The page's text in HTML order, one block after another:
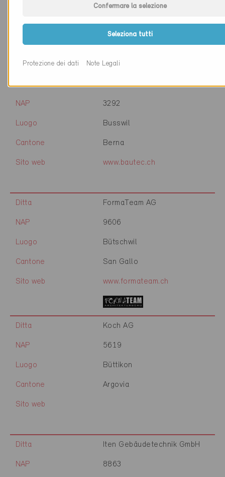
Busswil
Cantone Turgovia
Sito web www.lebensraum.ch
Ditta Bautec AG
NAP 3292
Luogo Busswil
Cantone Berna
Sito web www.bautec.ch
Ditta FormaTeam AG
NAP 9606
Luogo Bütschwil
Cantone San Gallo
Sito web www.formateam.ch
Ditta Koch AG
NAP 5619
Luogo Büttikon
Cantone Argovia
Sito web
Ditta Iten Gebäudetechnik GmbH
NAP 8863
Confermare la selezione
Seleziona tutti
Protezione dei dati Note Legali